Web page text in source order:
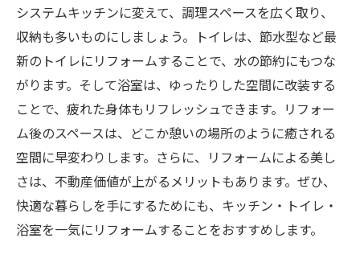
システムキッチンに変えて、調理スペースを広く取り、
収納も多いものにしましょう。トイレは、節水型など最
新のトイレにリフォームすることで、水の節約にもつな
がります。そして浴室は、ゆったりした空間に改装する
ことで、疲れた身体もリフレッシュできます。リフォー
ム後のスペースは、どこか憩いの場所のように癒される
空間に早変わりします。さらに、リフォームによる美し
さは、不動産価値が上がるメリットもあります。ぜひ、
快適な暮らしを手にするためにも、キッチン・トイレ・
浴室を一気にリフォームすることをおすすめします。